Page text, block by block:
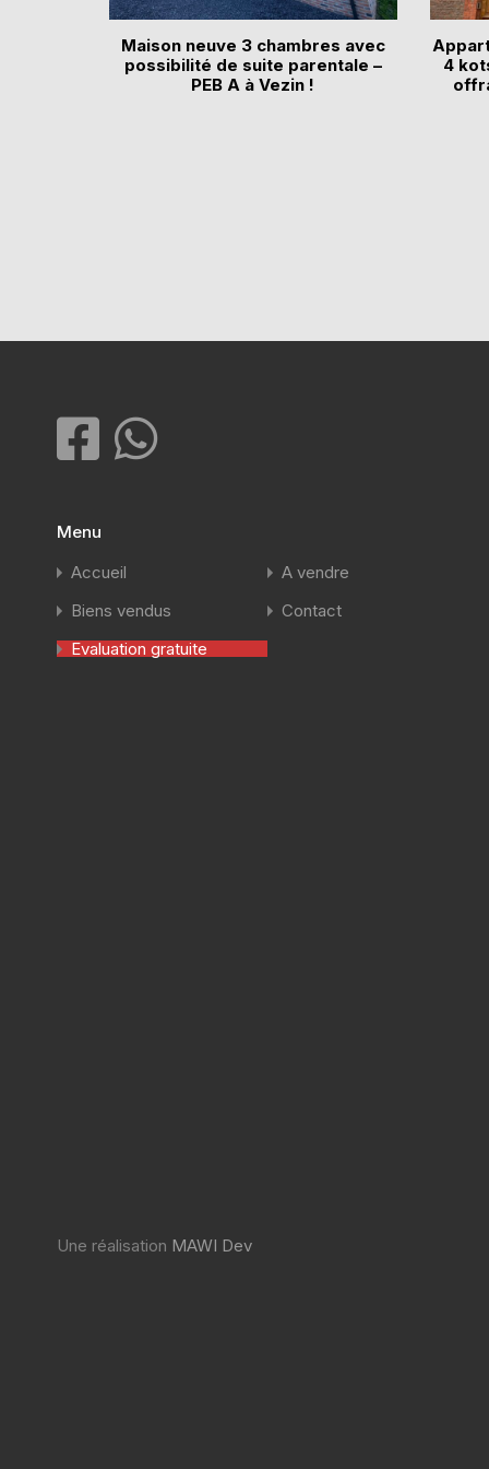
Maison neuve 3 chambres avec
possibilité de suite parentale –
PEB A à Vezin !
4
Menu
Accueil
A vendre
Biens vendus
Contact
Evaluation gratuite
Une réalisation MAWI Dev